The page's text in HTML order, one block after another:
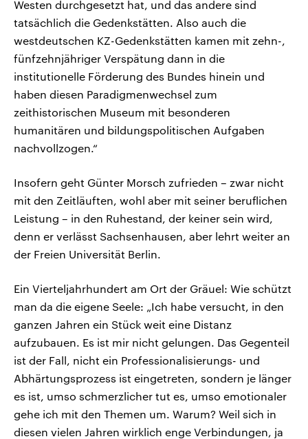
Westen durchgesetzt hat, und das andere sind
tatsächlich die Gedenkstätten. Also auch die
westdeutschen KZ-Gedenkstätten kamen mit zehn-,
fünfzehnjähriger Verspätung dann in die
institutionelle Förderung des Bundes hinein und
haben diesen Paradigmenwechsel zum
zeithistorischen Museum mit besonderen
humanitären und bildungspolitischen Aufgaben
nachvollzogen.“
Insofern geht Günter Morsch zufrieden – zwar nicht
mit den Zeitläuften, wohl aber mit seiner beruflichen
Leistung – in den Ruhestand, der keiner sein wird,
denn er verlässt Sachsenhausen, aber lehrt weiter an
der Freien Universität Berlin.
Ein Vierteljahrhundert am Ort der Gräuel: Wie schützt
man da die eigene Seele: „Ich habe versucht, in den
ganzen Jahren ein Stück weit eine Distanz
aufzubauen. Es ist mir nicht gelungen. Das Gegenteil
ist der Fall, nicht ein Professionalisierungs- und
Abhärtungsprozess ist eingetreten, sondern je länger
es ist, umso schmerzlicher tut es, umso emotionaler
gehe ich mit den Themen um. Warum? Weil sich in
diesen vielen Jahren wirklich enge Verbindungen, ja